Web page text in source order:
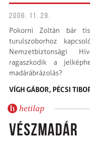
2006. 11. 29.
Pokorni Zoltán bár
turulszoborhoz
Nemzetbiztonsági
ragaszkodik a
madárábrázolás?
VÍGH GÁBOR, PÉCSI
hetilap
VÉSZMADÁR